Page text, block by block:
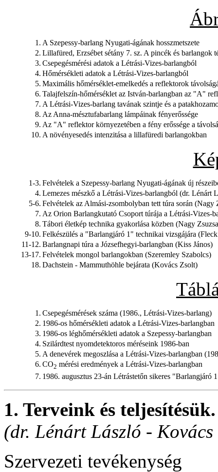
1. A Szepessy-barlang Nyugati-ágának hosszmetszete
2. Lillafüred, Erzsébet sétány 7. sz. A pincék és barlangok
3. Csepegésmérési adatok a Létrási-Vizes-barlangból
4. Hőmérsékleti adatok a Létrási-Vizes-barlangból
5. Maximális hőmérséklet-emelkedés a reflektorok
6. Talajfelszín-hőmérséklet az István-barlangban az "A"
7. A Létrási-Vizes-barlang tavának szintje és a
8. Az Anna-mésztufabarlang lámpáinak fényerőssége
9. Az "A" reflektor környezetében a fény erőssége a
10. A növényesedés intenzitása a lillafüredi barlangokban
1-3. Felvételek a Szepessy-barlang Nyugati-ágának új
4. Lemezes mészkő a Létrási-Vizes-barlangból (dr. Lénárt
5-6. Felvételek az Almási-zsombolyban tett túra során (Nagy
7. Az Orion Barlangkutató Csoport túrája a Létrási-Vizes-
8. Tábori életkép technika gyakorlása közben (Nagy
9-10. Felkészülés a "Barlangjáró 1" technikai vizsgájára
11-12. Barlangnapi túra a Józsefhegyi-barlangban (Kiss János)
13-17. Felvételek mongol barlangokban (Szeremley Szabolcs)
18. Dachstein - Mammuthöhle bejárata (Kovács Zsolt)
1. Csepegésmérések száma (1986., Létrási-Vizes-barlang)
2. 1986-os hőmérsékleti adatok a Létrási-Vizes-barlangban
3. 1986-os léghőmérsékleti adatok a Szepessy-barlangban
4. Szilárdtest nyomdetektoros méréseink 1986-ban
5. A denevérek megoszlása a Létrási-Vizes-barlangban
6. CO2 mérési eredmények a Létrási-Vizes-barlangban
7. 1986. augusztus 23-án Létrástetőn sikeres "Barlangjáró
1. Terveink és
(dr. Lénárt László -
Szervezeti tevékenység